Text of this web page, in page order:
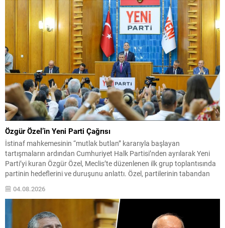
Özgür Özel’in Yeni Parti Çağrısı
İstinaf mahkemesinin “mutlak butlan” kararıyla başlayan
tartışmaların ardından Cumhuriyet Halk Partisi’nden ayrılarak Yeni
Parti’yi kuran Özgür Özel, Meclis’te düzenlenen ilk grup toplantısında
partinin hedeflerini ve duruşunu anlattı. Özel, partilerinin tabandan
doğduğunu, kuruluşunda milletin belirleyici rol oynadığını ve bunun
gereği olarak hesap verebilirlik ilkesinin merkezde olduğunu vurguladı.
Yeni Parti’nin amaçlarının iktidara...
04.08.2026